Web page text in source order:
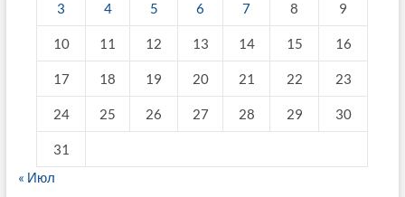
3 4 5 6 7 8 9
10 11 12 13 14 15 16
17 18 19 20 21 22 23
24 25 26 27 28 29 30
31
« Июл